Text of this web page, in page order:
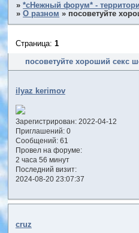
»*сНежный форум* -
»О разном » посоветуйте
посоветуйте хороший секс
Страница:1
ilyaz kerimov
Зарегистрирован: 2022-04-12
Приглашений:0
Сообщений:61
Провел на форуме:
2 часа 56 минут
Последний визит:
2024-08-20 23:07:37
cruz